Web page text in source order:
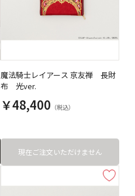
魔法騎士レイアース 京友禅 長財
布 光ver.
￥48,400
現在ご注文いただけません